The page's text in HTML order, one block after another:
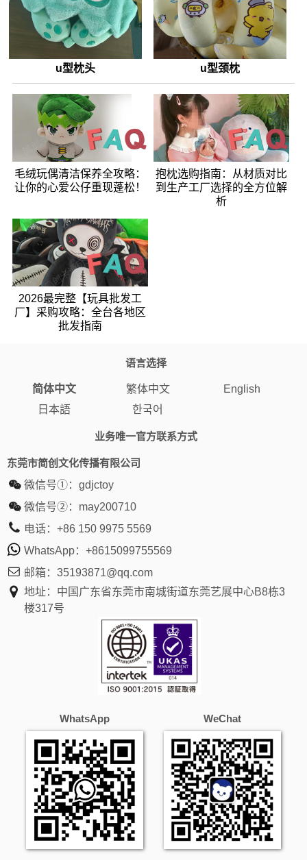
u型枕头 u型颈枕
毛绒玩偶清洁保养全攻略：
让你的心爱公仔重现蓬松！
抱枕选购指南：从材质对比
到生产工厂选择的全方位解
析
2026最完整【玩具批发工
厂】采购攻略：全台各地区
批发指南
语言选择
简体中文 繁体中文
English
日本語
한국어
业务唯一官方联系方式
东莞市简创文化传播有限公司
微信号①： gdjctoy
微信号②： may200710
电话： +86 150 9975 5569
WhatsApp： +8615099755569
邮箱： 35193871@qq.com
地址：中国广东省东莞市南城街道东莞艺展中心B8栋3
楼317号
WhatsApp WeChat